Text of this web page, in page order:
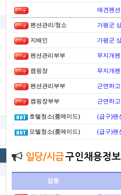
애견펜
펜션관리/청소 가평군
지배인 가평군
펜션관리부부 무지개
캠핑장 무지개
펜션관리부부 근면하
캠핑장부부 근면하
호텔청소(룸메이드) (급구)팬
모텔청소(룸메이드) (급구)팬
일당/시급구인채용정보
업종